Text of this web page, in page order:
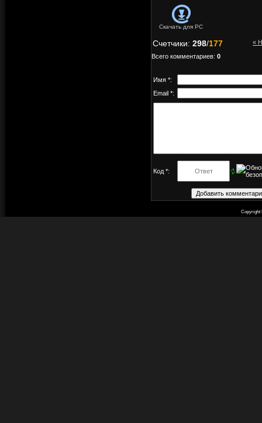
Скачать для PC
«
Счетчики: 298/177
Всего комментариев: 0
Имя *:
Email *:
Код *:
Copyright